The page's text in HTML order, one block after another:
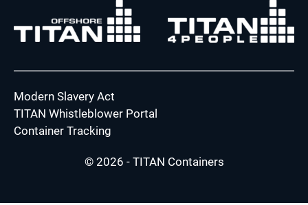
Modern Slavery Act
TITAN Whistleblower Portal
Container Tracking
© 2026 - TITAN Containers